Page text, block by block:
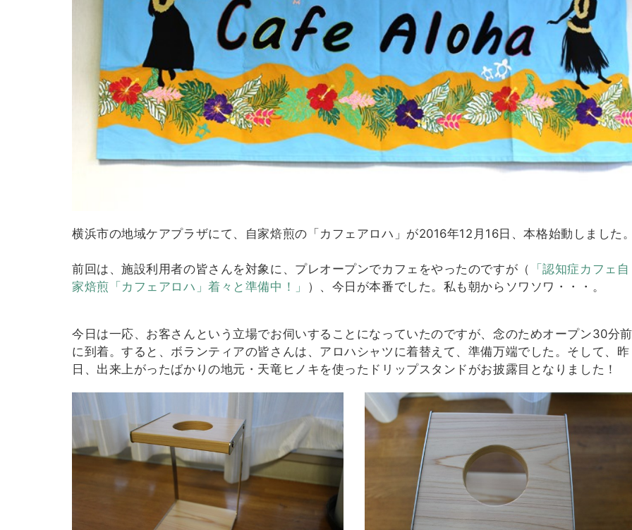
横浜市の地域ケアプラザにて、自家焙煎の「カフェアロハ」が2016年12月16日、本格始動しました
前回は、施設利用者の皆さんを対象に、プレオープンでカフェをやったのですが（
「認知症カフェ自
家焙煎「カフェアロハ」着々と準備中！」
）、今日が本番でした。 私も朝からソワソワ・・・。
今日は一応、お客さんという立場でお伺いすることになっていたのですが、念のためオープン30分前
に到着。すると、ボランティアの皆さんは、アロハシャツに着替えて、準備万端でした。そして、昨
日、出来上がったばかりの地元・天竜ヒノキを使ったドリップスタンドがお披露目となりました！